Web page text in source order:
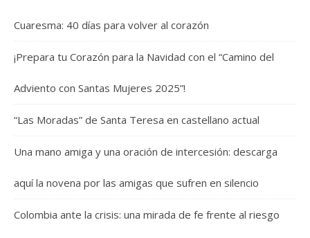
Cuaresma: 40 días para volver al corazón
¡Prepara tu Corazón para la Navidad con el “Camino del
Adviento con Santas Mujeres 2025”!
“Las Moradas” de Santa Teresa en castellano actual
Una mano amiga y una oración de intercesión: descarga
aquí la novena por las amigas que sufren en silencio
Colombia ante la crisis: una mirada de fe frente al riesgo